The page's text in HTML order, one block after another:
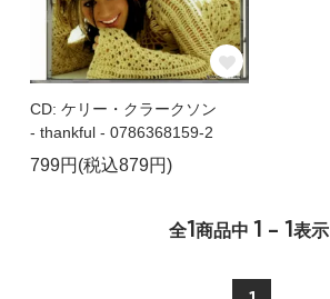
CD: ケリー・クラークソン
- thankful - 0786368159-2
799円(税込879円)
全1商品中 1 - 1表示